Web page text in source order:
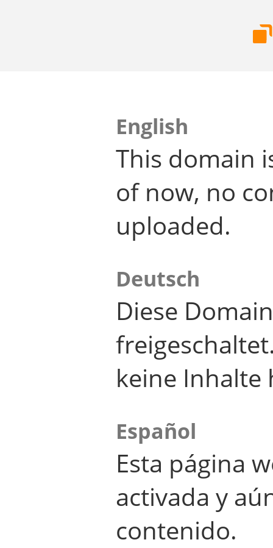
English
This domain
of now, no
uploaded.
Deutsch
Diese
keine Inhalte
Español
Esta página
activada y
contenido.